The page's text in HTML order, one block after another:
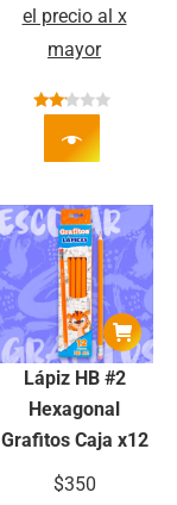
el precio al x
mayor
2.00
Lápiz HB #2
Hexagonal
Grafitos Caja x12
$350